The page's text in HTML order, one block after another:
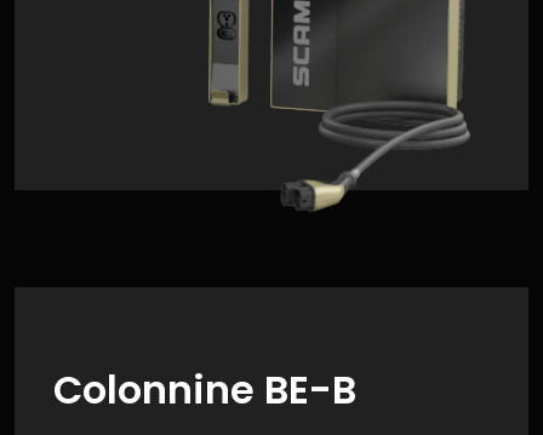
Colonnine BE-B